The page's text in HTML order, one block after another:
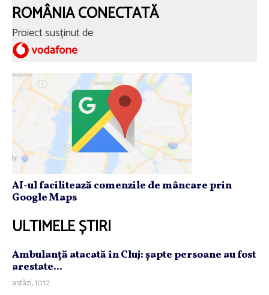
ROMÂNIA CONECTATĂ
Proiect susținut de
AI-ul facilitează comenzile de mâncare prin
Google Maps
ULTIMELE ȘTIRI
Ambulanţă atacată în Cluj: şapte persoane au fost
arestate...
astăzi, 10:12